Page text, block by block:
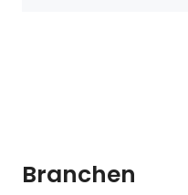
Branchen